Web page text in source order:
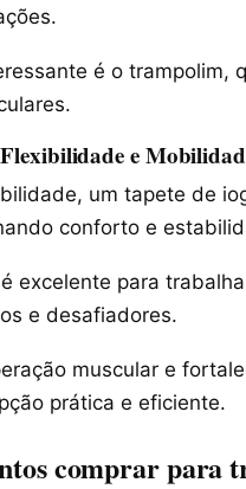
é o trampolim,
e
um tapete de
conforto e
excelente para
e desafiadores.
muscular e
prática e eficiente.
comprar para